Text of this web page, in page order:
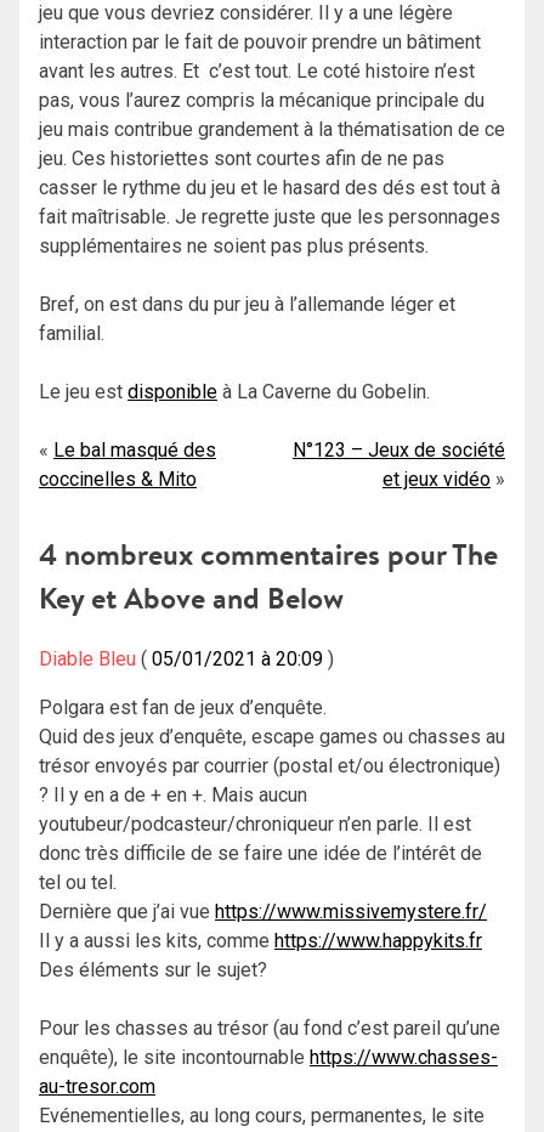
jeu que vous devriez considérer. Il y a une légère
interaction par le fait de pouvoir prendre un bâtiment
avant les autres. Et c’est tout. Le coté histoire n’est
pas, vous l’aurez compris la mécanique principale du
jeu mais contribue grandement à la thématisation de ce
jeu. Ces historiettes sont courtes afin de ne pas
casser le rythme du jeu et le hasard des dés est tout à
fait maîtrisable. Je regrette juste que les personnages
supplémentaires ne soient pas plus présents.
Bref, on est dans du pur jeu à l’allemande léger et
familial.
Le jeu est disponible à La Caverne du Gobelin.
Navigation
de
l’article
Le bal masqué des
coccinelles & Mito
N°123 – Jeux de société
et jeux vidéo
4 nombreux commentaires pourThe
Key et Above and Below
Diable Bleu 05/01/2021 à 20:09
Polgara est fan de jeux d’enquête.
Quid des jeux d’enquête, escape games ou chasses au
trésor envoyés par courrier (postal et/ou électronique)
? Il y en a de + en +. Mais aucun
youtubeur/podcasteur/chroniqueur n’en parle. Il est
donc très difficile de se faire une idée de l’intérêt de
tel ou tel.
Dernière que j’ai vue https://www.missivemystere.fr/
Il y a aussi les kits, comme https://www.happykits.fr
Des éléments sur le sujet?
Pour les chasses au trésor (au fond c’est pareil qu’une
enquête), le site incontournable https://www.chasses-
au-tresor.com
Evénementielles, au long cours, permanentes, le site